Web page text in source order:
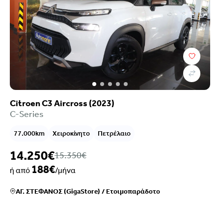
Citroen C3 Aircross (2023)
C-Series
77.000km Χειροκίνητο Πετρέλαιο
14.250€15.350€
ή από 188€/μήνα
ΑΓ. ΣΤΕΦΑΝΟΣ (GigaStore) /Ετοιμοπαράδοτο